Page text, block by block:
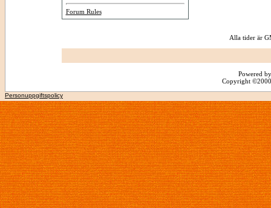
Forum Rules
Alla tider är
Powered
Copyright
Personuppgiftspolicy